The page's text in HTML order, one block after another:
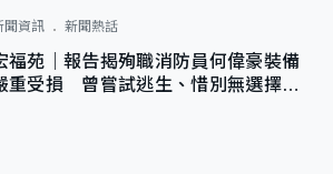
聞資訊 新聞熱話
福苑｜報告揭殉職消防員何偉豪裝備
重受損 曾嘗試逃生、惜別無選擇下